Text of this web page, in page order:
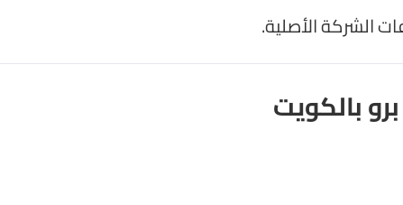
الشركة الأصلية.
بالكويت